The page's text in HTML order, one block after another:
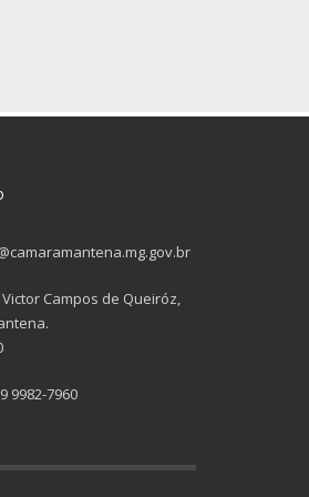
Campos de Queiróz,
9982-7960